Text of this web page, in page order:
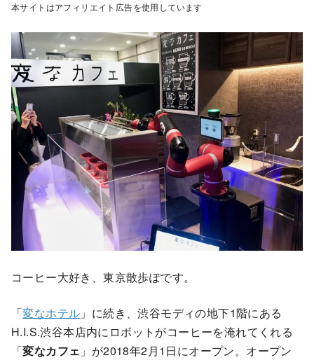
本サイトはアフィリエイト広告を使用しています
コーヒー大好き、東京散歩ぽです。
「変なホテル 」に続き、渋谷モディの地下1階にある
H.I.S.渋谷本店内にロボットがコーヒーを淹れてくれる
「変なカフェ 」が2018年2月1日にオープン。オープン